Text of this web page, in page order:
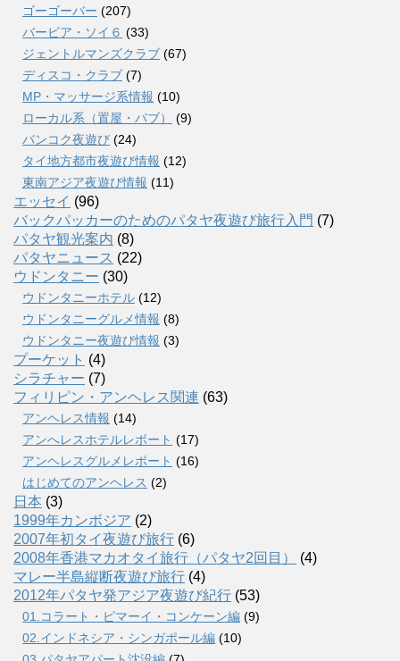
ゴーゴーバー (207)
バービア・ソイ６ (33)
ジェントルマンズクラブ (67)
ディスコ・クラブ (7)
MP・マッサージ系情報 (10)
ローカル系（置屋・パブ）
(9)
バンコク夜遊び (24)
タイ地方都市夜遊び情報 (12)
東南アジア夜遊び情報 (11)
エッセイ (96)
バックパッカーのためのパタヤ夜遊び旅行入門 (7)
パタヤ観光案内 (8)
パタヤニュース (22)
ウドンタニー (30)
ウドンタニーホテル (12)
ウドンタニーグルメ情報 (8)
ウドンタニー夜遊び情報 (3)
プーケット (4)
シラチャー (7)
フィリピン・アンヘレス関連 (63)
アンヘレス情報 (14)
アンへレスホテルレポート (17)
アンヘレスグルメレポート (16)
はじめてのアンヘレス (2)
日本 (3)
1999年カンボジア (2)
2007年初タイ夜遊び旅行 (6)
2008年香港マカオタイ旅行（パタヤ2回目）
(4)
マレー半島縦断夜遊び旅行 (4)
2012年パタヤ発アジア夜遊び紀行 (53)
01.コラート・ピマーイ・コンケーン編 (9)
02.インドネシア・シンガポール編 (10)